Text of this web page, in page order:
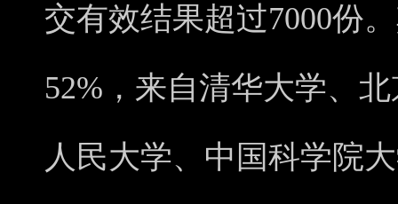
交有效结果超过7000份
52%，来自清华大学、
人民大学、中国科学院